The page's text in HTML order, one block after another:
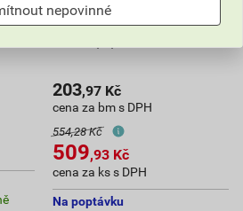
Lišta nerezová L TopStone
203,97 Kč
cena za bm s DPH
554,28 Kč
509,93 Kč
cena za ks s DPH
Na poptávku
nepovinné